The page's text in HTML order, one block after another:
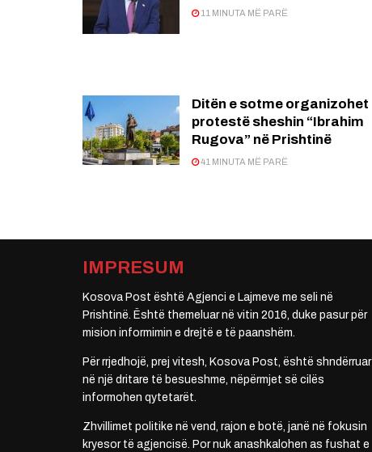
11 MINUTA MË PARË
Ditën e sotme organizohet
protestë sheshin “Ibrahim
Rugova” në Prishtinë
41 MINUTA MË PARË
IMPRESUM
Kosova Post është Agjenci e Lajmeve me seli në
Prishtinë. Është themeluar në vitin 2016, duke pasur për
mision informimin e drejtë e të paanshëm.
Për rrjedhojë, prej vitesh, Kosova Post, është shndërruar
në një dritare të besueshme, nëpërmjet së cilës
informohen qytetarët.
Zhvillimet politike në vend, rajon e botë, janë në fokusin
kryesor të agjencisë. Por nuk anashkalohen as fushat e